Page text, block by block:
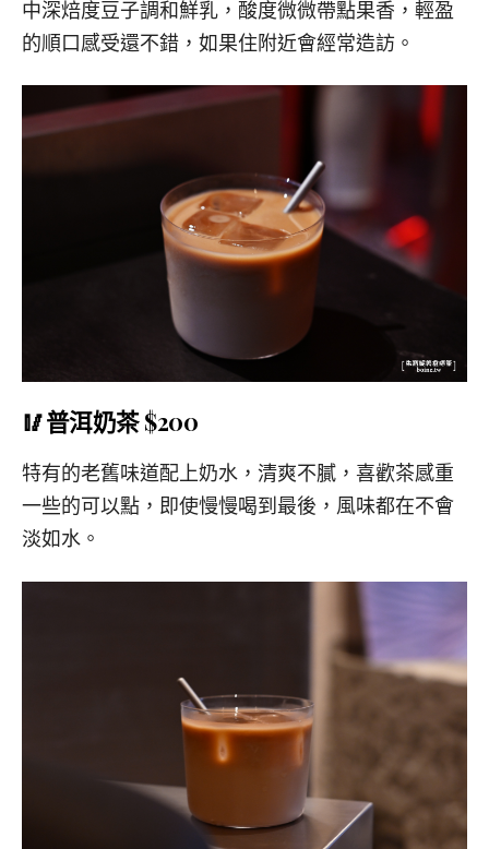
中深焙度豆子調和鮮乳，酸度微微帶點果香，輕盈
的順口感受還不錯，如果住附近會經常造訪。
🥢普洱奶茶 $200
特有的老舊味道配上奶水，清爽不膩，喜歡茶感重
一些的可以點，即使慢慢喝到最後，風味都在不會
淡如水。